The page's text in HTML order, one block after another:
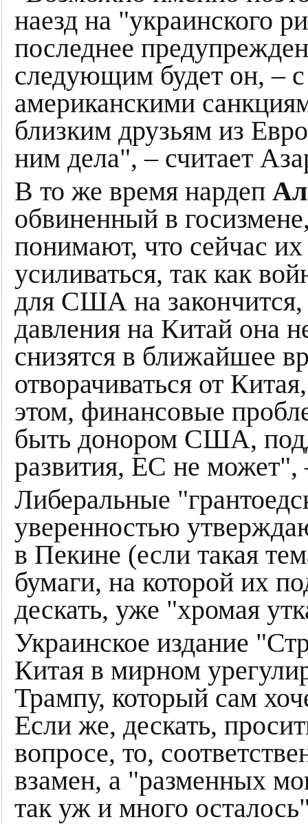
наезд на "украинского
последнее
следующим будет он, –
американскими
близким друзьям из
ним дела", – считает
В то же время нардеп
обвиненный в
понимают, что сейчас
усиливаться, так как
для США на
давления на Китай она
снизятся в ближайшее
отворачиваться от
этом, финансовые
быть донором США,
развития, ЕС не может",
Либеральные
уверенностью
в Пекине (если такая
бумаги, на которой их
дескать, уже "хромая
Украинское издание
Китая в мирном
Трампу, который сам
Если же, дескать,
вопросе, то,
взамен, а "разменных
так уж и много